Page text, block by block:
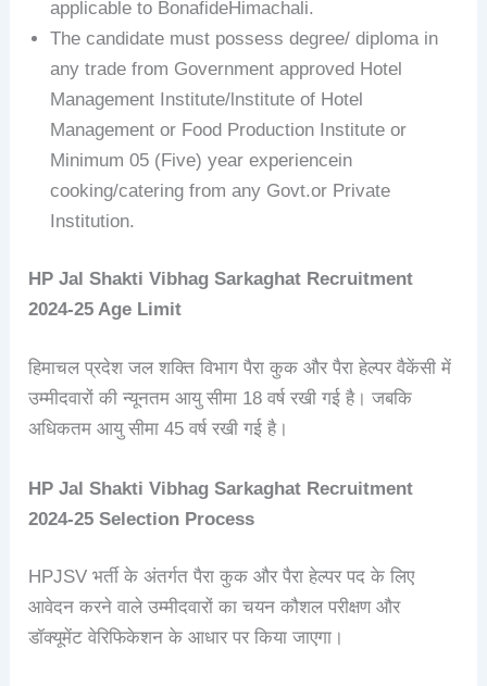
applicable to BonafideHimachali.
The candidate must possess degree/ diploma in
any trade from Government approved Hotel
Management Institute/lnstitute of Hotel
Management or Food Production Institute or
Minimum 05 (Five) year experiencein
cooking/catering from any Govt.or Private
Institution.
HP Jal Shakti VibhagSarkaghat Recruitment
2024-25 Age Limit
हिमाचल प्रदेश जल शक्ति विभाग पैरा कुक और पैरा हेल्पर वैकेंसी में
उम्मीदवारों की न्यूनतम आयु सीमा 18 वर्ष रखी गई है। जबकि
अधिकतम आयु सीमा 45 वर्ष रखी गई है।
HP Jal Shakti VibhagSarkaghat Recruitment
2024-25 Selection Process
HPJSV भर्ती के अंतर्गत पैरा कुक और पैरा हेल्पर पद के लिए
आवेदन करने वाले उम्मीदवारों का चयन कौशल परीक्षण और
डॉक्यूमेंट वेरिफिकेशन के आधार पर किया जाएगा।